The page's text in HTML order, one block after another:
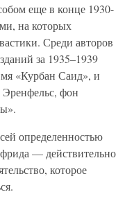
еще в конце 1930-
на которых
Среди авторов
за 1935–1939
«Курбан Саид», и
Эренфельс, фон
определенностью
— действительно
которое